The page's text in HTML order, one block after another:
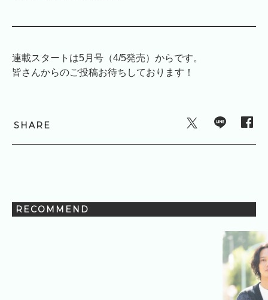
連載スタートは5月号（4/5発売）からです。
皆さんからのご投稿お待ちしております！
SHARE
RECOMMEND